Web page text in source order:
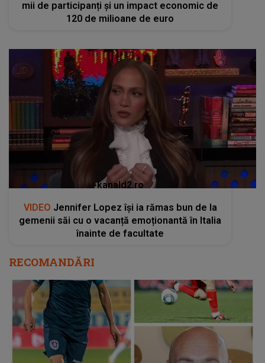
mii de participanți și un impact economic de
120 de milioane de euro
kanald2.ro
VIDEO Jennifer Lopez își ia rămas bun de la
gemenii săi cu o vacanță emoționantă în Italia
înainte de facultate
RECOMANDĂRI